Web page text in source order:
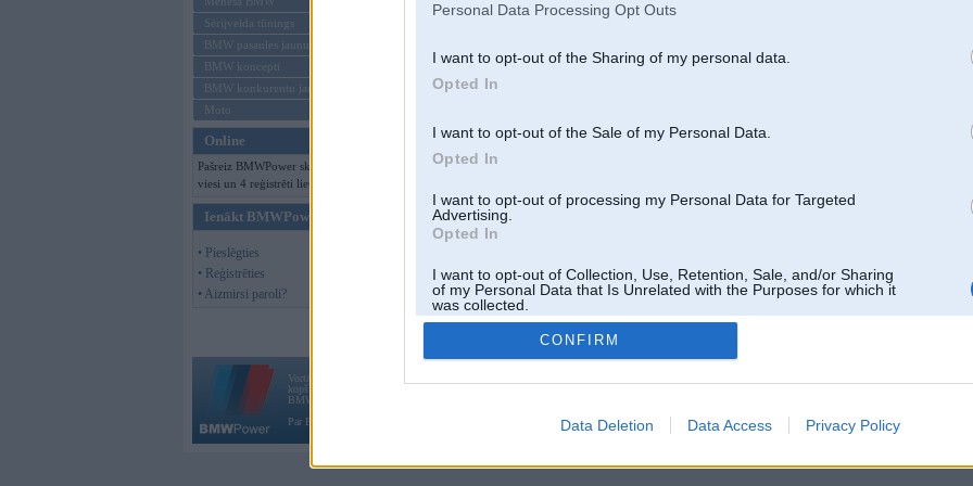
Personal Data Processing Opt Outs
I want to opt-out of the Sharing of my personal data.
Opted In
I want to opt-out of the Sale of my Personal Data.
Opted In
I want to opt-out of processing my Personal Data for Targeted
Advertising.
Opted In
I want to opt-out of Collection, Use, Retention, Sale, and/or Sharing
of my Personal Data that Is Unrelated with the Purposes for which it
was collected.
Opted Out
CONFIRM
Data Deletion Data Access Privacy Policy
Sērijveida tūnings
BMW pasaules jaunumi
BMW koncepti
BMW konkurentu jaunumi
Moto
Online
Pašreiz BMWPower skatās 121
viesi un 4 reģistrēti lietotāji.
Ienākt BMWPower
• Pieslēgties
• Reģistrēties
• Aizmirsi paroli?
Vortāls BMWPower.lv darbojas
kopš 2002. gada 14. maija. Tas nav auto klubs un nav saistīts ar
BMW AG.
Par BMWPower